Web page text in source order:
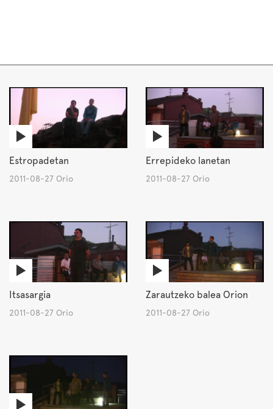
Estropadetan
2011-08-27 Orio
Errepideko lanetan
2011-08-27 Orio
Itsasargia
2011-08-27 Orio
Zarautzeko balea Orion
2011-08-27 Orio